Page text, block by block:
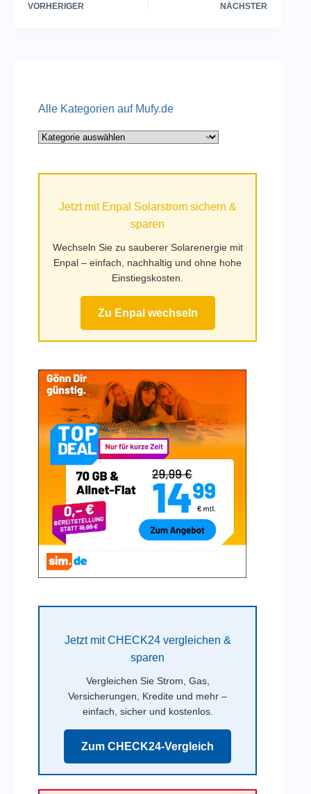
VORHERIGER NÄCHSTER
Alle Kategorien auf Mufy.de
Alle
Jetzt mit Enpal Solarstrom sichern &
sparen
Wechseln Sie zu sauberer Solarenergie mit
Enpal – einfach, nachhaltig und ohne hohe
Einstiegskosten.
Zu Enpal wechseln
Jetzt mit CHECK24 vergleichen &
sparen
Vergleichen Sie Strom, Gas,
Versicherungen, Kredite und mehr –
einfach, sicher und kostenlos.
Zum CHECK24-Vergleich